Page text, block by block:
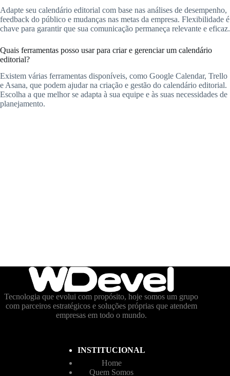
Adapte seu calendário editorial com base nas análises de desempenho,
feedback do público e mudanças nas metas da empresa. Flexibilidade é
chave para garantir que sua comunicação permaneça relevante e eficaz.
Quais ferramentas posso usar para criar e gerenciar um calendário
editorial?
Existem várias ferramentas disponíveis, como Google Calendar, Trello
e Asana, que podem ajudar na criação e gestão do calendário editorial.
Escolha a que melhor se adapta à sua equipe e às suas necessidades de
planejamento.
Tecnologia que evolui com propósito, hoje somos um grupo
com parceiros estratégicos e soluções próprias que atendem
empresas em todo o mundo.
INSTITUCIONAL
Home
Quem Somos